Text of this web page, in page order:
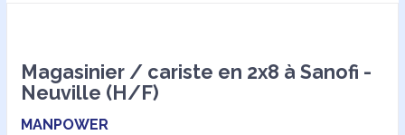
Magasinier / cariste en 2x8 à Sanofi -
Neuville (H/F)
MANPOWER